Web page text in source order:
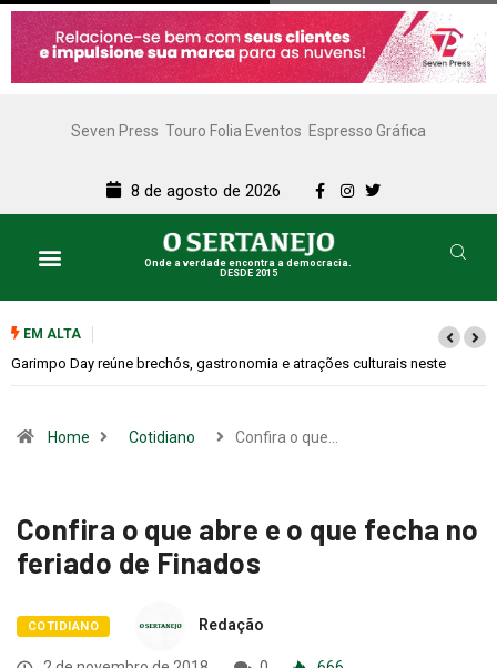
Seven Press Touro Folia Eventos Espresso Gráfica
8 de agosto de 2026
Onde a verdade encontra a democracia.
DESDE 2015
EM ALTA
Bugonia transforma paranoia e conspiração em um suspense imprevisível
Home Cotidiano Confira o que…
Confira o que abre e o que fecha no
feriado de Finados
COTIDIANO Redação